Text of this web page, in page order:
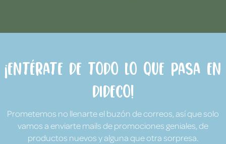
¡Entérate de todo lo que pasa en
Dideco!
Prometemos no llenarte el buzón de correos, así que solo
vamos a enviarte mails de promociones geniales, de
productos nuevos y alguna que otra sorpresa.